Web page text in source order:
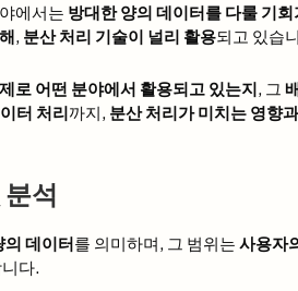
에서는 방대한 양의 데이터를 다룰 기
, 분산 처리 기술이 널리 활용되고 있습
로 어떤 분야에서 활용되고 있는지, 그
터 처리까지, 분산 처리가 미치는 영향
석
의 데이터를 의미하며, 그 범위는사용자
다.